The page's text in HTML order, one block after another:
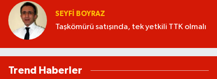
SEYFI BOYRAZ
Taşkömürü satışında, tek yetkili TTK olmalı
Trend Haberler